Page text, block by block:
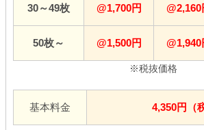
30～49枚 @1,700円 @2,160
50枚～ @1,500円 @1,940
※税抜価格
基本料金 4,350円（